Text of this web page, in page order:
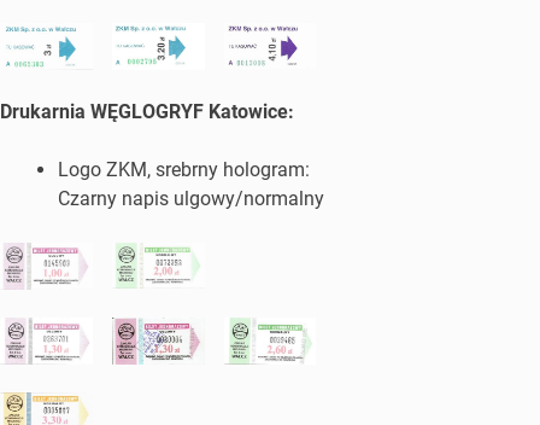
Drukarnia WĘGLOGRYF Katowice:
Logo ZKM, srebrny hologram:
Czarny napis ulgowy/normalny